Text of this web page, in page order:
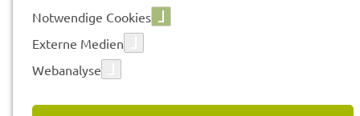
Notwendige Cookies
Externe Medien
Webanalyse